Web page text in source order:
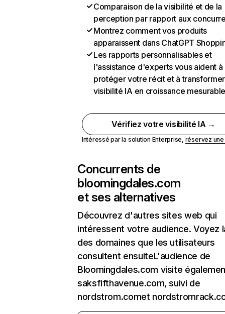
Comparaison de la visibilité et de la
perception par rapport aux
Montrez comment vos produits
apparaissent dans ChatGPT
Les rapports personnalisables et
l'assistance d'experts vous aident à
protéger votre récit et à
visibilité IA en croissance
Vérifiez votre visibilité IA →
Intéressé par la solution Enterprise, réservez
Concurrents de
bloomingdales.com
et ses alternatives
Découvrez d'autres sites web qui
intéressent votre audience. Voyez
des domaines que les utilisateurs
consultent ensuiteL'audience de
Bloomingdales.com visite
saksfifthavenue.com, suivi de
nordstrom.comet